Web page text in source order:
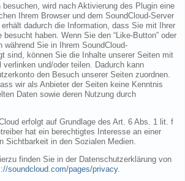
wird nach Aktivierung des Plugin eine
Ihrem Browser und dem SoundCloud-Server
dadurch die Information, dass Sie mit Ihrer
besucht haben. Wenn Sie den “Like-Button” oder
während Sie in Ihrem SoundCloud-
sind, können Sie die Inhalte unserer Seiten mit
verlinken und/oder teilen. Dadurch kann
den Besuch unserer Seiten zuordnen.
wir als Anbieter der Seiten keine Kenntnis
Daten sowie deren Nutzung durch
erfolgt auf Grundlage des Art. 6 Abs. 1 lit. f
hat ein berechtigtes Interesse an einer
Sichtbarkeit in den Sozialen Medien.
finden Sie in der Datenschutzerklärung von
soundcloud.com/pages/privacy.